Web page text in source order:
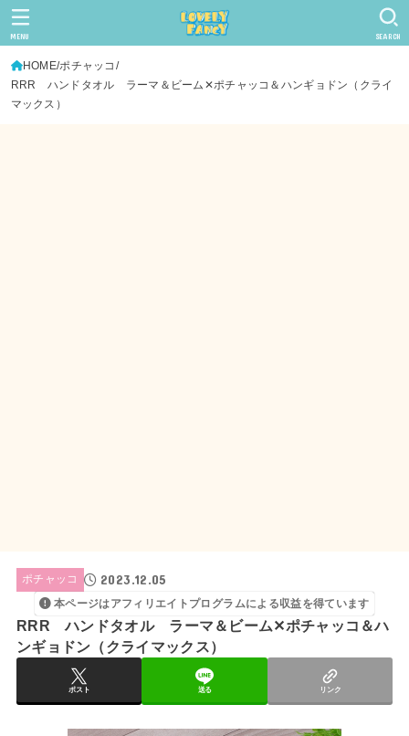
SEARCH
MENU
HOME ポチャッコ
RRR ハンドタオル ラーマ＆ビーム✕ポチャッコ＆ハンギョドン（クライ
マックス）
ポチャッコ 2023.12.05
本ページはアフィリエイトプログラムによる収益を得ています
RRR ハンドタオル ラーマ＆ビーム✕ポチャッコ＆ハ
ンギョドン（クライマックス）
ポスト 送る リンク